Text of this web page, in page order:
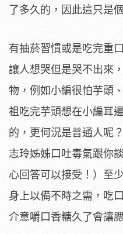
了多久的，因此這只是
有抽菸習慣或是吃完重
讓人想哭但是哭不出來
物，例如小編很怕芋頭
祖吃完芋頭想在小編耳
的，更何況是普通人呢
志玲姊姊口吐毒氣跟你
心回答可以接受！）至
身上以備不時之需，吃
介意嚼口香糖久了會讓